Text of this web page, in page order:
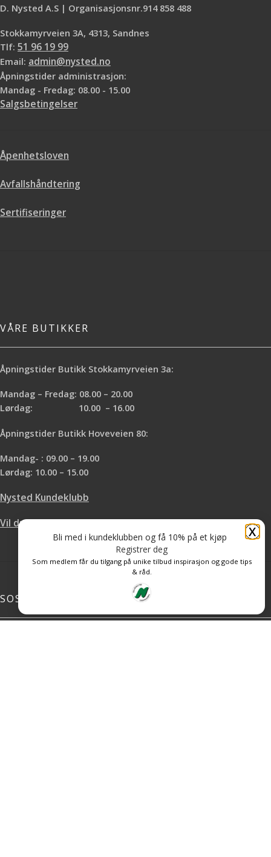
D. Nysted A.S | Organisasjonsnr.914 858 488
Stokkamyrveien 3A, 4313, Sandnes
Tlf: 51 96 19 99
Email: admin@nysted.no
Åpningstider administrasjon:
Mandag - Fredag: 08.00 - 15.00
Salgsbetingelser
Åpenhetsloven
Avfallshåndtering
Sertifiseringer
VÅRE BUTIKKER
Åpningstider Butikk Stokkamyrveien 3a:
Mandag – Fredag: 08.00 – 20.00
Lørdag: 10.00 – 16.00
Åpningstider Butikk Hoveveien 80:
Mandag- : 09.00 – 19.00
Lørdag: 10.00 – 15.00
Nysted Kundeklubb
Vil du leie hos oss?
SOSIALE MEDIER
X
Bli med i kundeklubben og få 10% på et kjøp
Registrer deg
Som medlem får du tilgang på unike tilbud inspirasjon og gode tips
& råd.